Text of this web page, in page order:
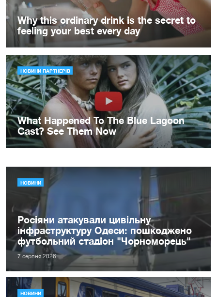
НОВИНИ
Росіяни атакували цивільну
інфраструктуру Одеси: пошкоджено
футбольний стадіон "Чорноморець"
7 серпня 2026
НОВИНИ